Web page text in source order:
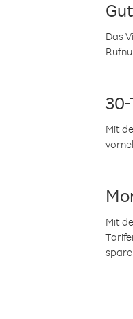
Das
Mit
Mit